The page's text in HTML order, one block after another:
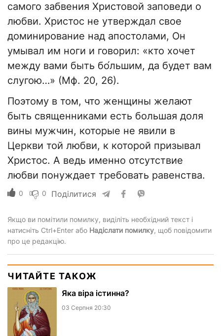
самого забвения Христовой заповеди о
любви. Христос не утверждал свое
доминирование над апостолами, Он
умывал им ноги и говорил: «кто хочет
между вами быть бо́льшим, да будет вам
слугою…» (Мф. 20, 26).
Поэтому в том, что женщины желают
быть священниками есть большая доля
вины мужчин, которые не явили в
Церкви той любви, к которой призывал
Христос. А ведь именно отсутствие
любви понуждает требовать равенства.
0 0 Поділитися
Якщо ви помітили помилку, виділіть необхідний текст і
натисніть Ctrl+Enter або Надіслати помилку, щоб повідомити
про це редакцію.
ЧИТАЙТЕ ТАКОЖ
Яка віра істинна?
03 Серпня 20:30